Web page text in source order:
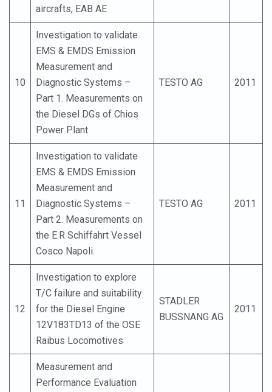
aircrafts, ΕΑΒ ΑΕ
10
Investigation to validate
EMS & EMDS Emission
Measurement and
Diagnostic Systems –
Part 1. Measurements on
the Diesel DGs of Chios
Power Plant
TESTO AG 2011
11
Investigation to validate
EMS & EMDS Emission
Measurement and
Diagnostic Systems –
Part 2. Measurements on
the E.R Schiffahrt Vessel
Cosco Napoli.
TESTO AG 2011
12
Investigation to explore
T/C failure and suitability
for the Diesel Engine
12V183TD13 of the OSE
Raibus Locomotives
STADLER
BUSSNANG AG
2011
Measurement and
Performance Evaluation